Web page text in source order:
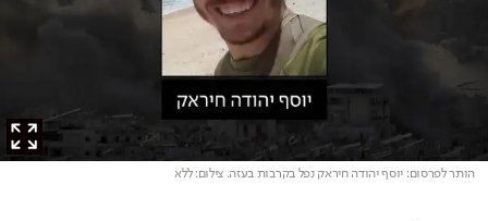
הותר לפרסום: יוסף יהודה חיראק נפל בקרבות בעזה. צילום: ללא